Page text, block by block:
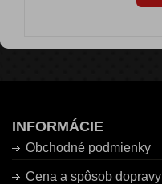
INFORMÁCIE
Obchodné podmienky
Cena a spôsob dopravy